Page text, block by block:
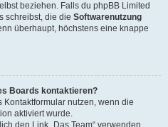
beziehen. Falls du phpBB Limited
schreibst, die die Softwarenutzung
überhaupt, höchstens eine knappe
Boards kontaktieren?
nutzen, wenn die
aktiviert wurde.
den Link „Das Team“ verwenden.